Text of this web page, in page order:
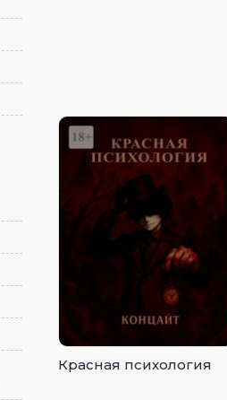
Красная психология